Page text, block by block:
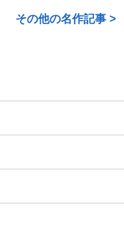
その他の名作記事 >